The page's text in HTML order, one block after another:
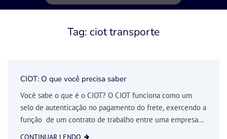
Tag: ciot transporte
CIOT: O que você precisa saber
Você sabe o que é o CIOT? O CIOT funciona como um
selo de autenticação no pagamento do frete, exercendo a
função de um contrato de trabalho entre uma empresa...
CONTINUAR LENDO